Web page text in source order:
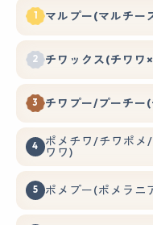
マルプー(マルチー
チワックス(チワワ
チワプー/プーチー
ポメチワ/チワポメ
ワワ)
ポメプー(ポメラニ